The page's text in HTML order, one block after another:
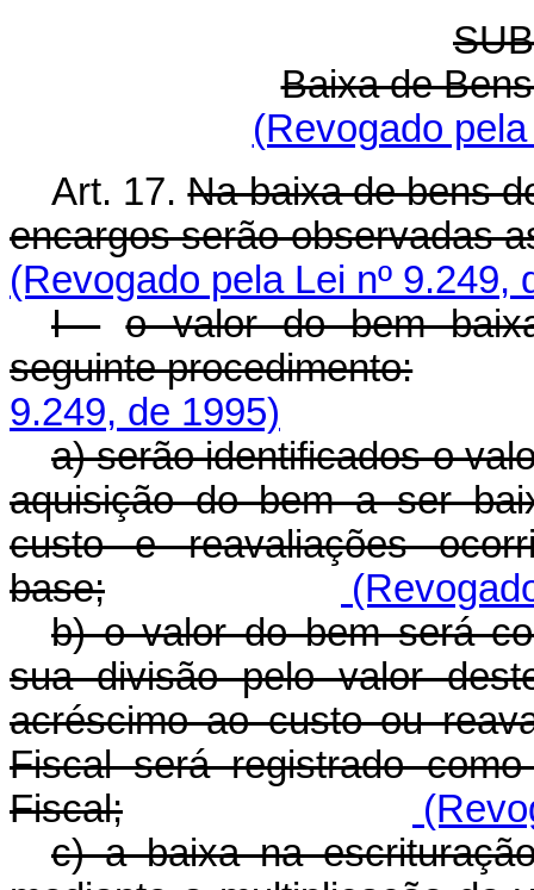
Baixa de
(Revogado
Art. 17.Na baixa de bens
encargos serão observadas
(Revogado pela Lei nº 9.249,
I - o valor do bem
seguinte procedimento:
9.249, de 1995)
a) serão identificados o
aquisição do bem a ser
custo e reavaliações
base;
b) o valor do bem será
sua divisão pelo valor
acréscimo ao custo ou
Fiscal será registrado
Fiscal;
c) a baixa na